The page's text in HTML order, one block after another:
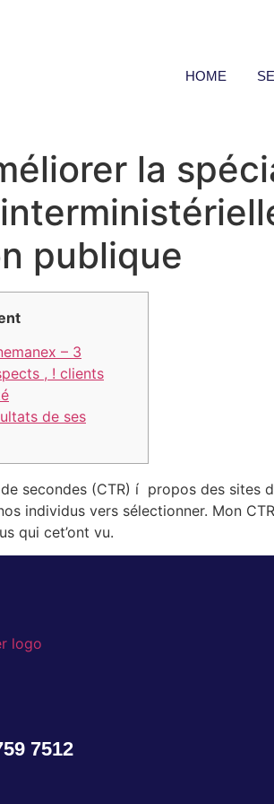
HOME
la
publique
– 3
, ! clients
de ses
secondes (CTR) í propos des sites
individus vers sélectionner. Mon
qui cet’ont vu.
7512